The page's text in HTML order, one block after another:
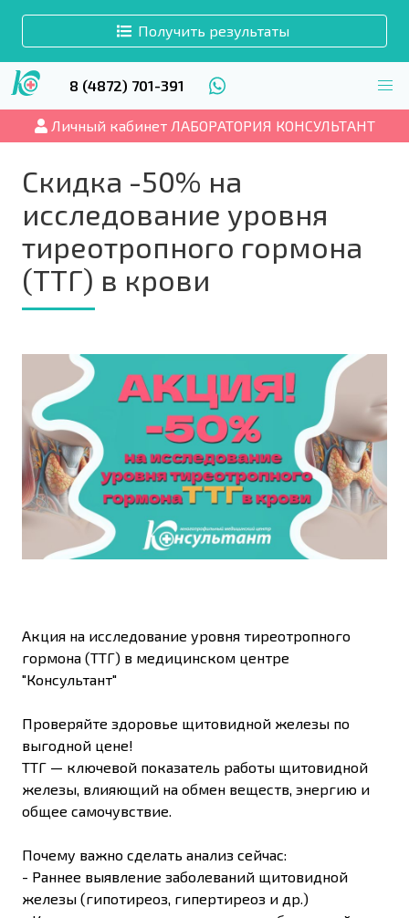
Получить результаты
8 (4872) 701-391
Личный кабинет ЛАБОРАТОРИЯ КОНСУЛЬТАНТ
Скидка -50% на
исследование уровня
тиреотропного гормона
(ТТГ) в крови
Акция на исследование уровня тиреотропного
гормона (ТТГ) в медицинском центре
"Консультант"
Проверяйте здоровье щитовидной железы по
выгодной цене!
ТТГ — ключевой показатель работы щитовидной
железы, влияющий на обмен веществ, энергию и
общее самочувствие.
Почему важно сделать анализ сейчас:
- Раннее выявление заболеваний щитовидной
железы (гипотиреоз, гипертиреоз и др.)